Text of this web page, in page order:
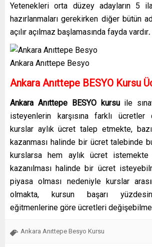
Yetenekleri orta düzey adayların 5
hazırlanmaları gerekirken diğer bütün
açılır açılmaz başlamasında fayda vardır.
Ankara Anıttepe Besyo
Ankara Anıttepe BESYO Kursu
Ankara Anıttepe BESYO kursu ile
isteyenlerin karşısına farklı ücretler
kurslar aylık ücret talep etmekte,
kazanması halinde bir ücret talebinde
kurslarsa hem aylık ücret istemekte
kazanılması halinde bir ücret
piyasa olması nedeniyle kurslar
olmakta, kursun başarı
eğitmenlerine göre ücretleri
Ankara Anıttepe Besyo Kursu